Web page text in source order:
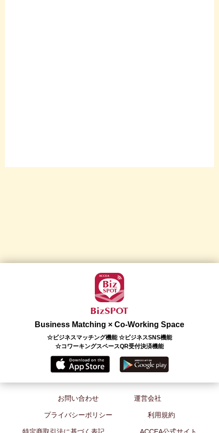
Business Matching × Co-Working Space
☆ビジネスマッチング機能 ☆ビジネスSNS機能
☆コワーキングスペースQR受付決済機能
お問い合わせ 運営会社
プライバシーポリシー 利用規約